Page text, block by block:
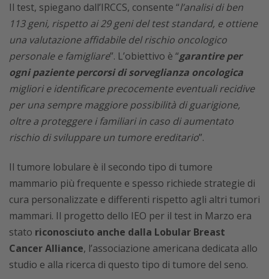
Il test, spiegano dall’IRCCS, consente “l’analisi di ben
113 geni, rispetto ai 29 geni del test standard, e ottiene
una valutazione affidabile del rischio oncologico
personale e famigliare”. L’obiettivo è “garantire per
ogni paziente percorsi di sorveglianza oncologica
migliori e identificare precocemente eventuali recidive
per una sempre maggiore possibilità di guarigione,
oltre a proteggere i familiari in caso di aumentato
rischio di sviluppare un tumore ereditario”.
Il tumore lobulare è il secondo tipo di tumore
mammario più frequente e spesso richiede strategie di
cura personalizzate e differenti rispetto agli altri tumori
mammari. Il progetto dello IEO per il test in Marzo era
stato riconosciuto anche dalla Lobular Breast
Cancer Alliance, l’associazione americana dedicata allo
studio e alla ricerca di questo tipo di tumore del seno.